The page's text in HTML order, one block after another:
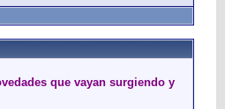
que vayan surgiendo y